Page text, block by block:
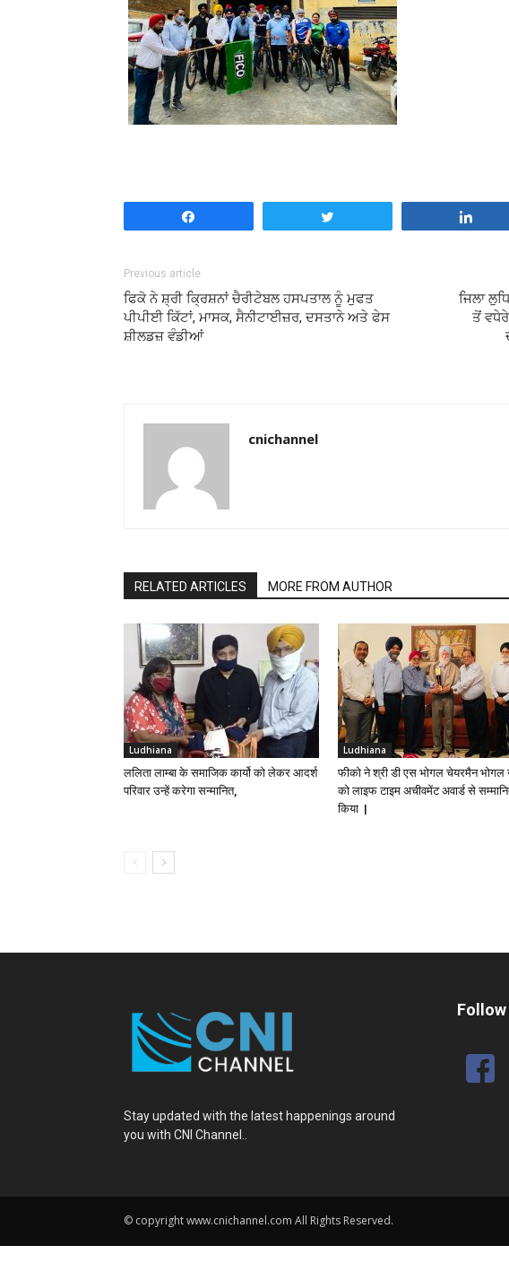
Previous article
ਫਿਕੋ ਨੇ ਸ਼੍ਰੀ ਕ੍ਰਿਸ਼ਨਾਂ ਚੈਰੀਟੇਬਲ ਹਸਪਤਾਲ ਨੂੰ ਮੁਫਤ
ਪੀਪੀਈ ਕਿੱਟਾਂ, ਮਾਸਕ, ਸੈਨੀਟਾਈਜ਼ਰ, ਦਸਤਾਨੇ ਅਤੇ ਫੇਸ
ਸ਼ੀਲਡਜ਼ ਵੰਡੀਆਂ
ਜਿਲਾ
ਤੋਂ
cnichannel
RELATED ARTICLES MORE FROM AUTHOR
Ludhiana
ललिता लाम्बा के समाजिक कार्यो को लेकर आदर्श
परिवार उन्हें करेगा सन्मानित,
Ludhiana
फीको ने श्री डी एस भोगल चेयरमैन भोगल
को लाइफ टाइम अचीवमेंट अवार्ड से
किया |
Stay updated with the latest happenings around
you with CNI Channel..
Follow
© copyright www.cnichannel.com All Rights Reserved.